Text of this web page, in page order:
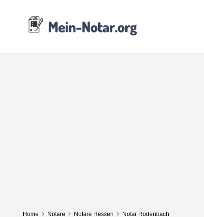
Home Notare Notare Hessen Notar Rodenbach